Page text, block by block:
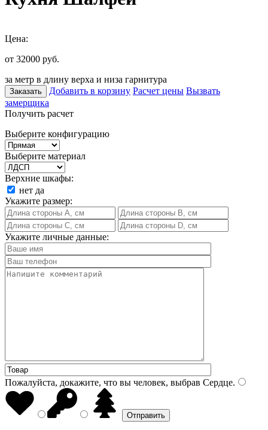
Цена:
от 32000 руб.
за метр в длину верха и низа гарнитура
Заказать Добавить в корзину Расчет цены Вызвать
замерщика
Получить расчет
Выберите конфигурацию
Выберите материал
Верхние шкафы:
нет да
Укажите размер:
Укажите личные данные:
Пожалуйста, докажите, что вы человек, выбрав Сердце.